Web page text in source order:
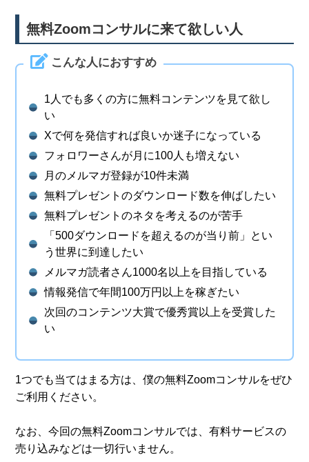
無料Zoomコンサルに来て欲しい人
こんな人におすすめ
1人でも多くの方に無料コンテンツを見て欲し
い
Xで何を発信すれば良いか迷子になっている
フォロワーさんが月に100人も増えない
月のメルマガ登録が10件未満
無料プレゼントのダウンロード数を伸ばしたい
無料プレゼントのネタを考えるのが苦手
「500ダウンロードを超えるのが当り前」とい
う世界に到達したい
メルマガ読者さん1000名以上を目指している
情報発信で年間100万円以上を稼ぎたい
次回のコンテンツ大賞で優秀賞以上を受賞した
い
1つでも当てはまる方は、僕の無料Zoomコンサルをぜひ
ご利用ください。
なお、今回の無料Zoomコンサルでは、有料サービスの
売り込みなどは一切行いません。